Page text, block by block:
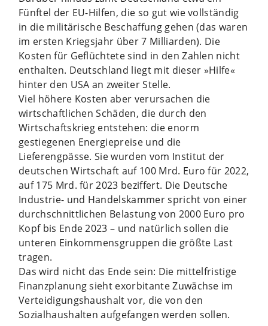
Fünftel der EU-Hilfen, die so gut wie vollständig
in die militärische Beschaffung gehen (das waren
im ersten Kriegsjahr über 7 Milliarden). Die
Kosten für Geflüchtete sind in den Zahlen nicht
enthalten. Deutschland liegt mit dieser »Hilfe«
hinter den USA an zweiter Stelle.
Viel höhere Kosten aber verursachen die
wirtschaftlichen Schäden, die durch den
Wirtschaftskrieg entstehen: die enorm
gestiegenen Energiepreise und die
Lieferengpässe. Sie wurden vom Institut der
deutschen Wirtschaft auf 100 Mrd. Euro für 2022,
auf 175 Mrd. für 2023 beziffert. Die Deutsche
Industrie- und Handelskammer spricht von einer
durchschnittlichen Belastung von 2000 Euro pro
Kopf bis Ende 2023 – und natürlich sollen die
unteren Einkommensgruppen die größte Last
tragen.
Das wird nicht das Ende sein: Die mittelfristige
Finanzplanung sieht exorbitante Zuwächse im
Verteidigungshaushalt vor, die von den
Sozialhaushalten aufgefangen werden sollen.